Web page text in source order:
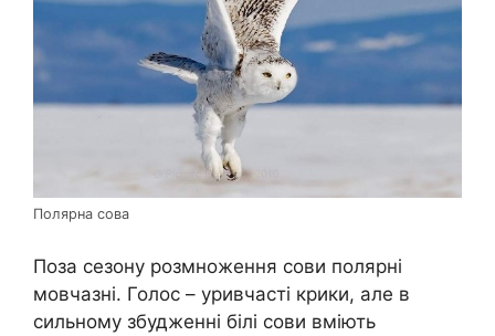
Полярна сова
Поза сезону розмноження сови полярні
мовчазні. Голос – уривчасті крики, але в
сильному збудженні білі сови вміють